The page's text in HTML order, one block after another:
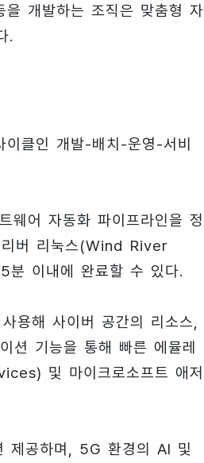
개발하는 조직은 맞춤형 자
.
클인 개발-배치-운영-서비
웨어 자동화 파이프라인을 정
리버 리눅스(Wind River
분 이내에 완료할 수 있다.
용해 사이버 공간의 리소스,
션 기능을 통해 빠른 에뮬레
및 마이크로소프트 애저
제공하며, 5G 환경의 AI 및